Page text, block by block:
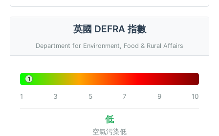
英國 DEFRA 指數
Department for Environment, Food & Rural Affairs
1
1 3 5 7 9 10
低
空氣污染低